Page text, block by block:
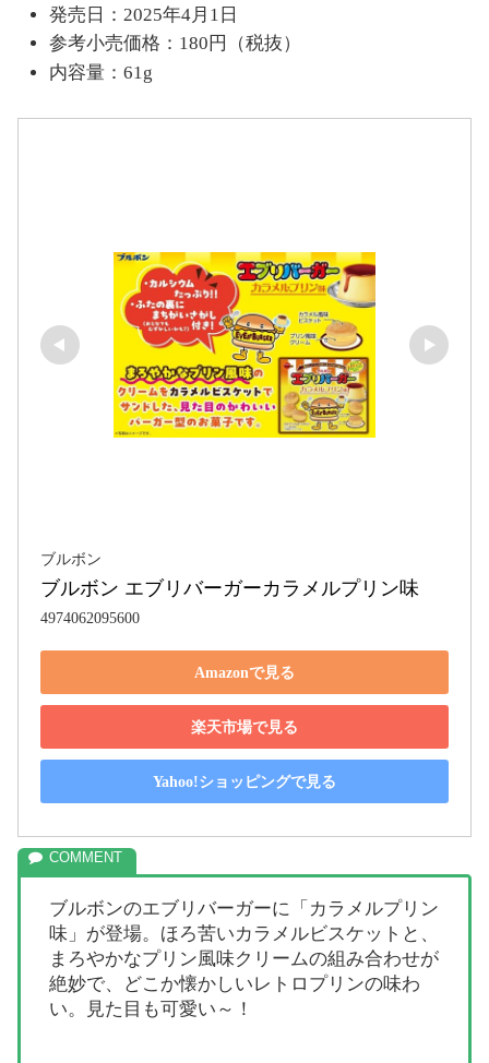
発売日：2025年4月1日
参考小売価格：180円（税抜）
内容量：61g
ブルボン
ブルボン エブリバーガーカラメルプリン味
4974062095600
Amazonで見る
楽天市場で見る
Yahoo!ショッピングで見る
ブルボンのエブリバーガーに「カラメルプリン
味」が登場。ほろ苦いカラメルビスケットと、
まろやかなプリン風味クリームの組み合わせが
絶妙で、どこか懐かしいレトロプリンの味わ
い。見た目も可愛い～！